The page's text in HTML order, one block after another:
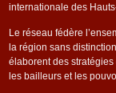
internationale des
Le réseau fédère
la région sans
élaborent des
les bailleurs et les